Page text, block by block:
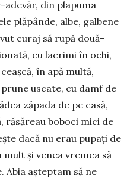
din plapuma
plăpânde, albe, galbene
curaj să rupă două-
cu lacrimi în ochi,
în apă multă,
uscate, cu damf de
zăpada de pe casă,
răsăreau boboci mici de
dacă nu erau pupați de
și venea vremea să
Abia așteptam să ne